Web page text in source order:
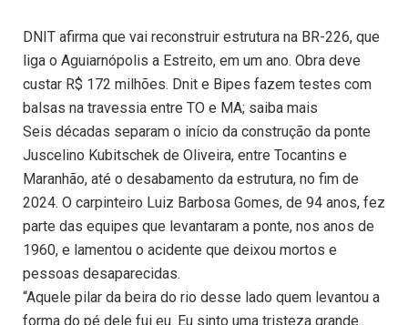
DNIT afirma que vai reconstruir estrutura na BR-226, que
liga o Aguiarnópolis a Estreito, em um ano. Obra deve
custar R$ 172 milhões. Dnit e Bipes fazem testes com
balsas na travessia entre TO e MA; saiba mais
Seis décadas separam o início da construção da ponte
Juscelino Kubitschek de Oliveira, entre Tocantins e
Maranhão, até o desabamento da estrutura, no fim de
2024. O carpinteiro Luiz Barbosa Gomes, de 94 anos, fez
parte das equipes que levantaram a ponte, nos anos de
1960, e lamentou o acidente que deixou mortos e
pessoas desaparecidas.
“Aquele pilar da beira do rio desse lado quem levantou a
forma do pé dele fui eu. Eu sinto uma tristeza grande.